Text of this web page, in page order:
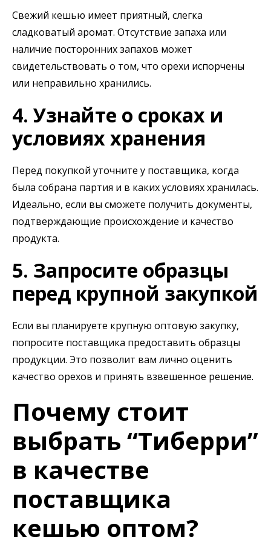
Свежий кешью имеет приятный, слегка
сладковатый аромат. Отсутствие запаха или
наличие посторонних запахов может
свидетельствовать о том, что орехи испорчены
или неправильно хранились.
4. Узнайте о сроках и
условиях хранения
Перед покупкой уточните у поставщика, когда
была собрана партия и в каких условиях хранилась.
Идеально, если вы сможете получить документы,
подтверждающие происхождение и качество
продукта.
5. Запросите образцы
перед крупной закупкой
Если вы планируете крупную оптовую закупку,
попросите поставщика предоставить образцы
продукции. Это позволит вам лично оценить
качество орехов и принять взвешенное решение.
Почему стоит
выбрать “Тиберри”
в качестве
поставщика
кешью оптом?